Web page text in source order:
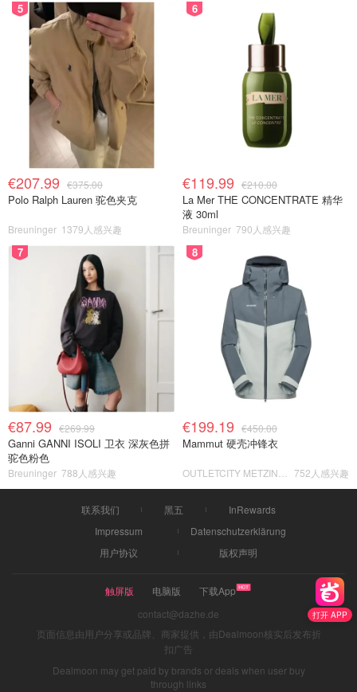
打开 APP
5
€207.99 €375.00
Polo Ralph Lauren 驼色夹克
Breuninger 1379人感兴趣
6
€119.99 €210.00
La Mer THE CONCENTRATE 精华
液 30ml
Breuninger 790人感兴趣
7
€87.99 €269.99
Ganni GANNI ISOLI 卫衣 深灰色拼
驼色粉色
Breuninger 788人感兴趣
8
€199.19 €450.00
Mammut 硬壳冲锋衣
752人感兴趣
联系我们 黑五
InRewards
Impressum
Datenschutzerklärung
用户协议
版权声明
触屏版 电脑版
下载App
contact@dazhe.de
页面信息由用户分享或品牌、商家提供，由Dealmoon核实后发布折
扣广告
Dealmoon may get paid by brands or deals when user buy
through links